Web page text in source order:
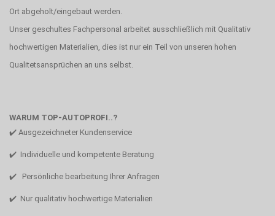
Ort abgeholt/eingebaut werden.
Unser geschultes Fachpersonal arbeitet ausschließlich mit Qualitativ
hochwertigen Materialien, dies ist nur ein Teil von unseren hohen
Qualitetsansprüchen an uns selbst.
WARUM TOP-AUTOPROFI..?
✔️ Ausgezeichneter Kundenservice
✔️ Individuelle und kompetente Beratung
✔️ Persönliche bearbeitung Ihrer Anfragen
✔️ Nur qualitativ hochwertige Materialien